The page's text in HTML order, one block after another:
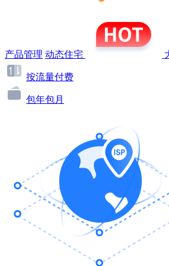
产品管理 动态住宅
按流量付费
包年包月